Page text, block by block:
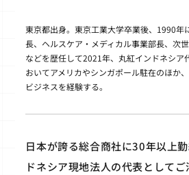
東京都出身。東京工業大学卒業後、1990年
長、ヘルスケア・メディカル事業部長、次
などを歴任して2021年、丸紅インドネシア
おいてアメリカやシンガポール駐在のほか
ビジネスを経験する。
日本が誇る総合商社に30年以上
ドネシア現地法人の代表として